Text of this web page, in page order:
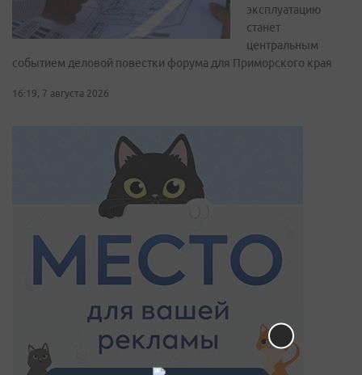
эксплуатацию
станет
центральным
событием деловой повестки форума для Приморского края
16:19, 7 августа 2026